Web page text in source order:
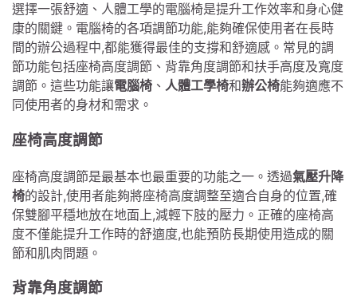
選擇一張舒適、人體工學的電腦椅是提升工作效率和身心健
康的關鍵。電腦椅的各項調節功能,能夠確保使用者在長時
間的辦公過程中,都能獲得最佳的支撐和舒適感。常見的調
節功能包括座椅高度調節、背靠角度調節和扶手高度及寬度
調節。這些功能讓電腦椅 、 人體工學椅和辦公椅能夠適應不
同使用者的身材和需求。
座椅高度調節
座椅高度調節是最基本也最重要的功能之一。透過氣壓升降
椅的設計,使用者能夠將座椅高度調整至適合自身的位置,確
保雙腳平穩地放在地面上,減輕下肢的壓力。正確的座椅高
度不僅能提升工作時的舒適度,也能預防長期使用造成的關
節和肌肉問題。
背靠角度調節